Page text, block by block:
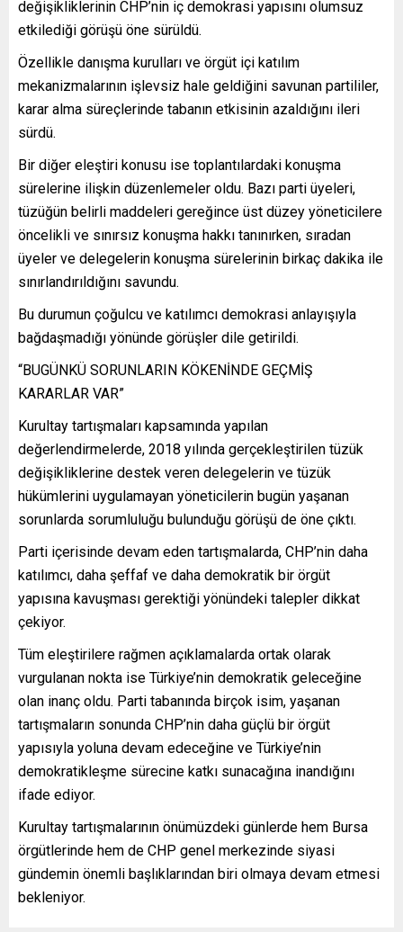
değişikliklerinin CHP’nin iç demokrasi yapısını olumsuz
etkilediği görüşü öne sürüldü.
Özellikle danışma kurulları ve örgüt içi katılım
mekanizmalarının işlevsiz hale geldiğini savunan partililer,
karar alma süreçlerinde tabanın etkisinin azaldığını ileri
sürdü.
Bir diğer eleştiri konusu ise toplantılardaki konuşma
sürelerine ilişkin düzenlemeler oldu. Bazı parti üyeleri,
tüzüğün belirli maddeleri gereğince üst düzey yöneticilere
öncelikli ve sınırsız konuşma hakkı tanınırken, sıradan
üyeler ve delegelerin konuşma sürelerinin birkaç dakika ile
sınırlandırıldığını savundu.
Bu durumun çoğulcu ve katılımcı demokrasi anlayışıyla
bağdaşmadığı yönünde görüşler dile getirildi.
“BUGÜNKÜ SORUNLARIN KÖKENİNDE GEÇMİŞ
KARARLAR VAR”
Kurultay tartışmaları kapsamında yapılan
değerlendirmelerde, 2018 yılında gerçekleştirilen tüzük
değişikliklerine destek veren delegelerin ve tüzük
hükümlerini uygulamayan yöneticilerin bugün yaşanan
sorunlarda sorumluluğu bulunduğu görüşü de öne çıktı.
Parti içerisinde devam eden tartışmalarda, CHP’nin daha
katılımcı, daha şeffaf ve daha demokratik bir örgüt
yapısına kavuşması gerektiği yönündeki talepler dikkat
çekiyor.
Tüm eleştirilere rağmen açıklamalarda ortak olarak
vurgulanan nokta ise Türkiye’nin demokratik geleceğine
olan inanç oldu. Parti tabanında birçok isim, yaşanan
tartışmaların sonunda CHP’nin daha güçlü bir örgüt
yapısıyla yoluna devam edeceğine ve Türkiye’nin
demokratikleşme sürecine katkı sunacağına inandığını
ifade ediyor.
Kurultay tartışmalarının önümüzdeki günlerde hem Bursa
örgütlerinde hem de CHP genel merkezinde siyasi
gündemin önemli başlıklarından biri olmaya devam etmesi
bekleniyor.